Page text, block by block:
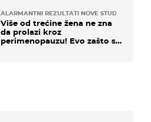
ALARMANTNI REZULTATI NOVE STUDIJE
Više od trećine žena ne zna
da prolazi kroz
perimenopauzu! Evo zašto su